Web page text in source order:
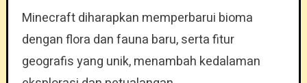
Minecraft diharapkan memperbarui bioma
dengan flora dan fauna baru, serta fitur
geografis yang unik, menambah kedalaman